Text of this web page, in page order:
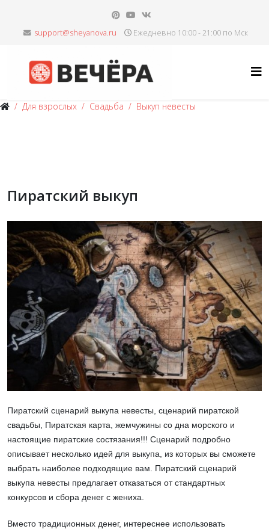
Ежедневно 10:00 - 21:00 по Мск
Для взрослых Свадьба Выкуп невесты
Пиратский выкуп
Пиратский сценарий выкупа невесты сценарий пиратской
свадьбы
Пиратская карта , жемчужины со дна морского и
настоящие пиратские состязания!!! Сценарий подробно
описывает несколько идей для выкупа, из которых вы сможете
выбрать наиболее подходящие вам. Пиратский сценарий
выкупа невесты предлагает отказаться от стандартных
конкурсов и сбора денег с жениха.
Вместо традиционных денег, интереснее использовать